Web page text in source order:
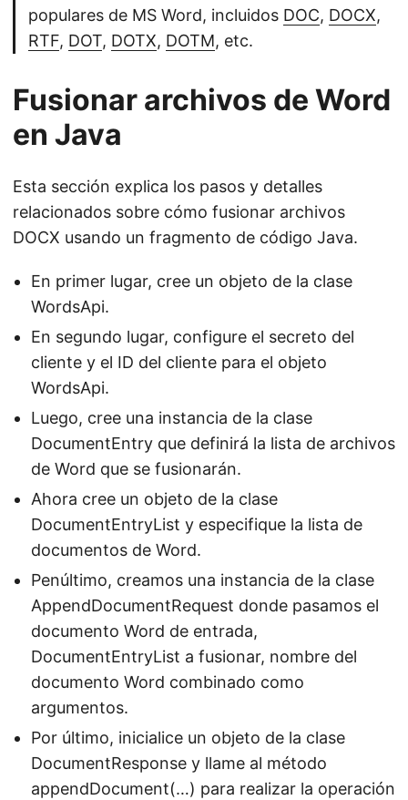
populares de MS Word, incluidos DOC, DOCX,
RTF, DOT, DOTX, DOTM, etc.
Fusionar archivos de Word
en Java
Esta sección explica los pasos y detalles
relacionados sobre cómo fusionar archivos
DOCX usando un fragmento de código Java.
En primer lugar, cree un objeto de la clase
WordsApi.
En segundo lugar, configure el secreto del
cliente y el ID del cliente para el objeto
WordsApi.
Luego, cree una instancia de la clase
DocumentEntry que definirá la lista de archivos
de Word que se fusionarán.
Ahora cree un objeto de la clase
DocumentEntryList y especifique la lista de
documentos de Word.
Penúltimo, creamos una instancia de la clase
AppendDocumentRequest donde pasamos el
documento Word de entrada,
DocumentEntryList a fusionar, nombre del
documento Word combinado como
argumentos.
Por último, inicialice un objeto de la clase
DocumentResponse y llame al método
appendDocument(…) para realizar la operación